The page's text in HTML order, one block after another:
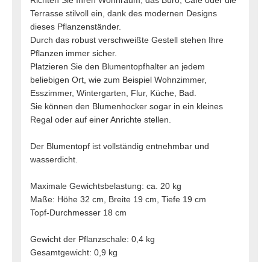
Terrasse stilvoll ein, dank des modernen Designs
dieses Pflanzenständer.
Durch das robust verschweißte Gestell stehen Ihre
Pflanzen immer sicher.
Platzieren Sie den Blumentopfhalter an jedem
beliebigen Ort, wie zum Beispiel Wohnzimmer,
Esszimmer, Wintergarten, Flur, Küche, Bad.
Sie können den Blumenhocker sogar in ein kleines
Regal oder auf einer Anrichte stellen.
Der Blumentopf ist vollständig entnehmbar und
wasserdicht.
Maximale Gewichtsbelastung: ca. 20 kg
Maße: Höhe 32 cm, Breite 19 cm, Tiefe 19 cm
Topf-Durchmesser 18 cm
Gewicht der Pflanzschale: 0,4 kg
Gesamtgewicht: 0,9 kg